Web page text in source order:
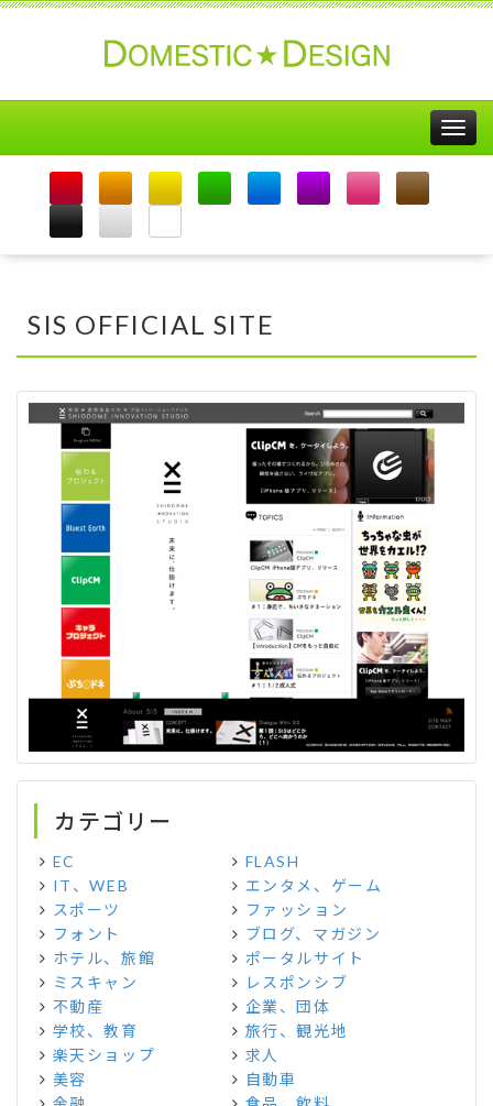
SIS OFFICIAL SITE
カテゴリー
EC
FLASH
IT、WEB
エンタメ、ゲーム
スポーツ
ファッション
フォント
ブログ、マガジン
ホテル、旅館
ポータルサイト
ミスキャン
レスポンシブ
不動産
企業、団体
学校、教育
旅行、観光地
楽天ショップ
求人
美容
自動車